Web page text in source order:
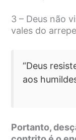
3 – Deus não
vales do
“Deus
aos
Portanto,